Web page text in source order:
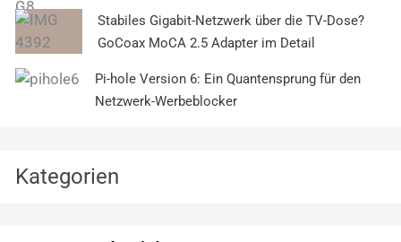
Stabiles Gigabit-Netzwerk über die TV-Dose?
GoCoax MoCA 2.5 Adapter im Detail
Pi-hole Version 6: Ein Quantensprung für den
Netzwerk-Werbeblocker
Kategorien